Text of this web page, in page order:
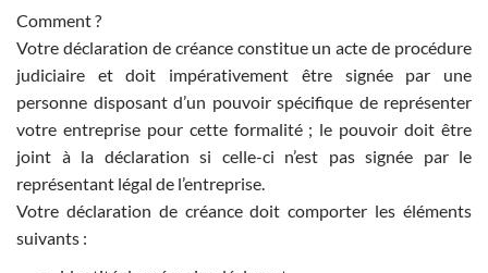
Comment ?
Votre déclaration de créance constitue un acte de procédure
judiciaire et doit impérativement être signée par une
personne disposant d’un pouvoir spécifique de représenter
votre entreprise pour cette formalité ; le pouvoir doit être
joint à la déclaration si celle-ci n’est pas signée par le
représentant légal de l’entreprise.
Votre déclaration de créance doit comporter les éléments
suivants :